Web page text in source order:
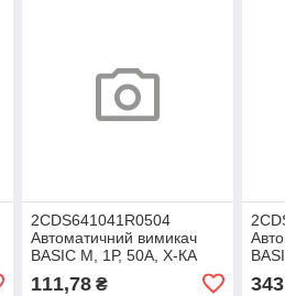
2CDS641041R0504
Автоматичний вимикач
BASIC M, 1Р, 50А, Х-КА
"С", 4,5kA (8536 20 10 00)
111,78₴